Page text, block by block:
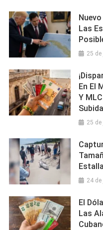
Las
25
En El
Y
Subida
25
24
El
Las